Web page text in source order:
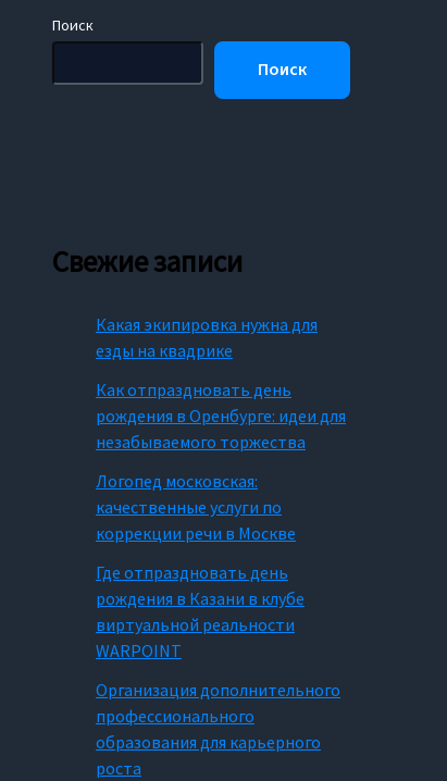
Поиск
Поиск
Свежие записи
Какая экипировка нужна для
езды на квадрике
Как отпраздновать день
рождения в Оренбурге: идеи для
незабываемого торжества
Логопед московская:
качественные услуги по
коррекции речи в Москве
Где отпраздновать день
рождения в Казани в клубе
виртуальной реальности
WARPOINT
Организация дополнительного
профессионального
образования для карьерного
роста